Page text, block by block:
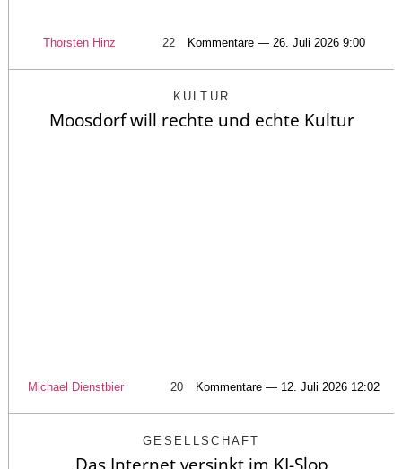
Thorsten Hinz 22 Kommentare — 26. Juli 2026 9:00
KULTUR
Moosdorf will rechte und echte Kultur
Michael Dienstbier 20 Kommentare — 12. Juli 2026 12:02
GESELLSCHAFT